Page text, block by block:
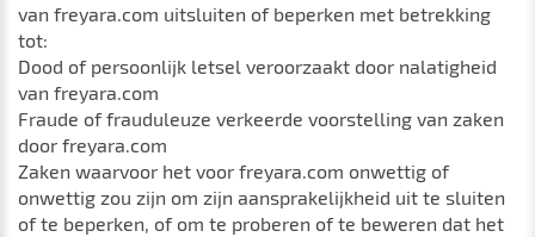
van freyara.com uitsluiten of beperken met betrekking
tot:
Dood of persoonlijk letsel veroorzaakt door nalatigheid
van freyara.com
Fraude of frauduleuze verkeerde voorstelling van zaken
door freyara.com
Zaken waarvoor het voor freyara.com onwettig of
onwettig zou zijn om zijn aansprakelijkheid uit te sluiten
of te beperken, of om te proberen of te beweren dat het